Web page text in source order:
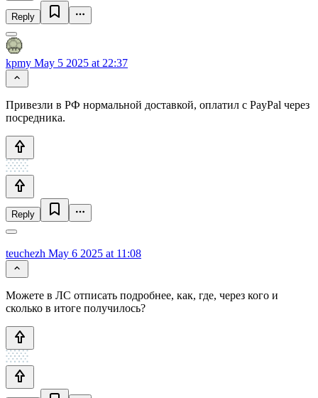
Reply
kpmy May 5 2025 at 22:37
Привезли в РФ нормальной доставкой, оплатил с PayPal через
посредника.
Reply
teuchezh May 6 2025 at 11:08
Можете в ЛС отписать подробнее, как, где, через кого и
сколько в итоге получилось?